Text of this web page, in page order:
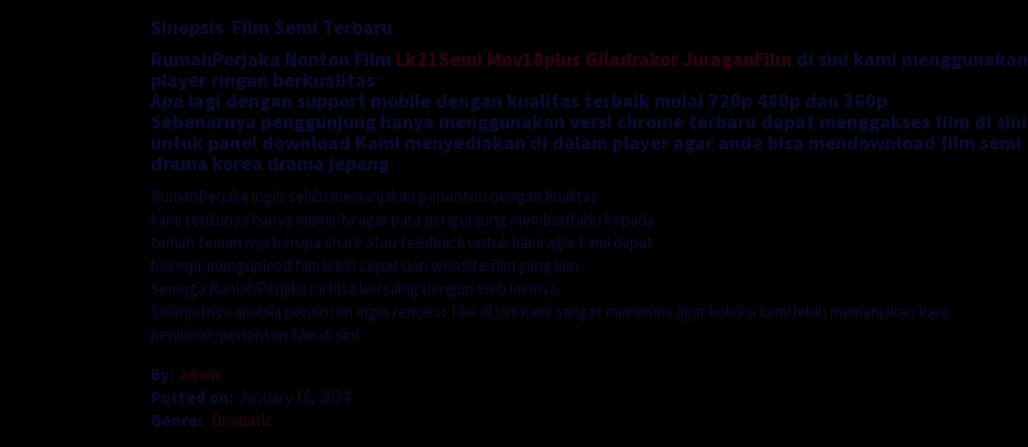
Sinopsis Film Semi Terbaru
RumahPerjaka Nonton Film Lk21Semi Mov18plus Giladrakor JuraganFilm di sini kami menggunakan
player ringan berkualitas
Apa lagi dengan support mobile dengan kualitas terbaik mulai 720p 480p dan 360p
Sebenarnya penggunjung hanya menggunakan versi chrome terbaru dapat menggakses film di sini
untuk panel download Kami menyediakan di dalam player agar anda bisa mendownload film semi
drama korea drama jepang
RumahPerjaka ingin selalu memanjakan penonton dengan kualitas
kami tentunya hanya meminta agar para pengunjung memberitahu kepada
teman teman nya berupa share atau feedback untuk kami agar kami dapat
bekerja/mengupload film lebih cepat dari website film yang lain.
Semoga RumahPerjaka ini bisa bersaing dengan web lainnya.
Selanjutnya apabila penonton ingin request film di sini kami sangat menerima agar koleksi kami lebih memanjakan Para
penikmat/penonton film di sini.
By: admin
Posted on: January 16, 2024
Genre: Dramatic